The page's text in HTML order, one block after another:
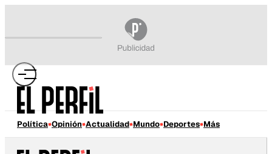
Política Opinión Actualidad Mundo Deportes Más